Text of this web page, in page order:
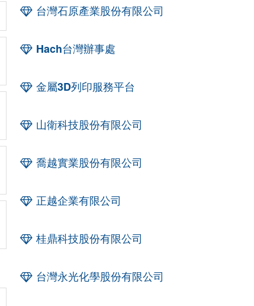
台灣石原產業股份有限公司
Hach台灣辦事處
金屬3D列印服務平台
山衛科技股份有限公司
喬越實業股份有限公司
正越企業有限公司
桂鼎科技股份有限公司
台灣永光化學股份有限公司